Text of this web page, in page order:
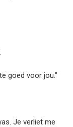
goed voor jou.”
Je verliet me